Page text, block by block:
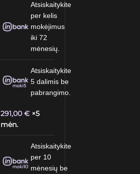
Atsiskaitykite
per kelis
mokėjimus
iki 72
mėnesių.
Atsiskaitykite
5 dalimis be
pabrangimo.
291,00€ ×5
mėn.
Atsiskaitykite
per 10
mėnesių be